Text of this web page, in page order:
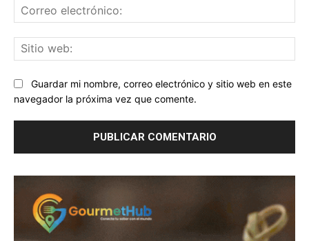
Guardar mi nombre, correo electrónico y sitio web en este
navegador la próxima vez que comente.